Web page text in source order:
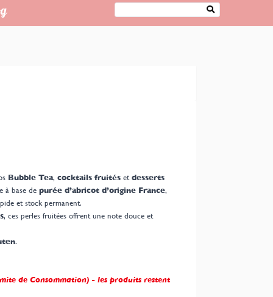
Bubble Tea, cocktails fruités et desserts
à base de purée d’abricot d’origine France,
et stock permanent.
, ces perles fruitées offrent une note douce et
.
de Consommation) - les produits restent